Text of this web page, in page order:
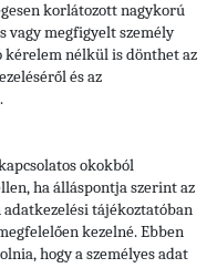
korlátozott nagykorú
vagy megfigyelt személy
nélkül is dönthet az
és az
okokból
ha álláspontja szerint az
adatkezelési tájékoztatóban
kezelné. Ebben
hogy a személyes adat